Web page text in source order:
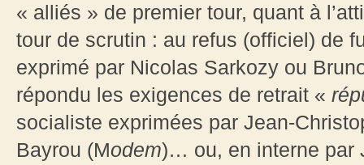
« alliés » de premier tour, quant à
tour de scrutin : au refus (officiel) de
exprimé par Nicolas Sarkozy ou
répondu les exigences de retrait «
socialiste exprimées par Jean-
Bayrou (Modem)… ou, en interne par